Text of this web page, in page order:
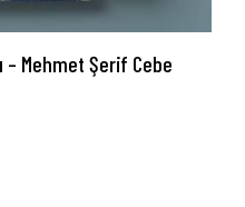
– Mehmet Şerif Cebe